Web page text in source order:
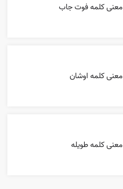
معنی کلمه فوت جاب
معنی کلمه اوشان
معنی کلمه طویله